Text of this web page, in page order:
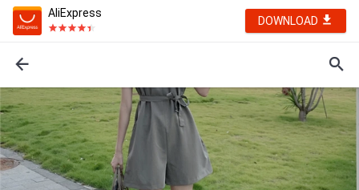
AliExpress
DOWNLOAD